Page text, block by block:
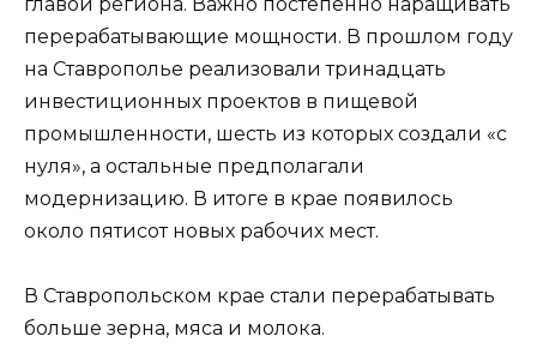
перерабатывающие мощности. В прошлом году
на Ставрополье реализовали тринадцать
инвестиционных проектов в пищевой
промышленности, шесть из которых создали «с
нуля», а остальные предполагали
модернизацию. В итоге в крае появилось
около пятисот новых рабочих мест.
В Ставропольском крае стали перерабатывать
больше зерна, мяса и молока.